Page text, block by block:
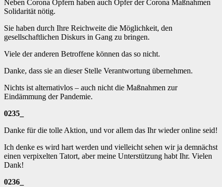
Neben Corona Opfern haben auch Opfer der Corona Maßnahmen
Solidarität nötig.
Sie haben durch Ihre Reichweite die Möglichkeit, den
gesellschaftlichen Diskurs in Gang zu bringen.
Viele der anderen Betroffene können das so nicht.
Danke, dass sie an dieser Stelle Verantwortung übernehmen.
Nichts ist alternativlos – auch nicht die Maßnahmen zur
Eindämmung der Pandemie.
0235_
Danke für die tolle Aktion, und vor allem das Ihr wieder online seid!
Ich denke es wird hart werden und vielleicht sehen wir ja demnächst
einen verpixelten Tatort, aber meine Unterstützung habt Ihr. Vielen
Dank!
0236_